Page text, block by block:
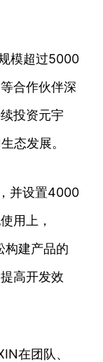
模超过5000
合作伙伴深
投资元宇
态发展。
并设置4000
用上，
构建产品的
高开发效
在团队、